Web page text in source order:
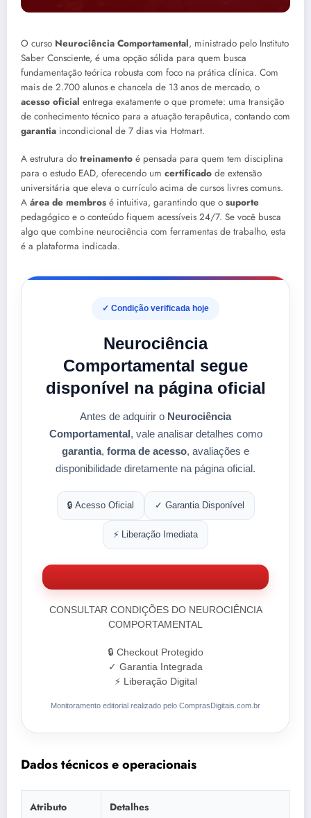
O curso Neurociência Comportamental, ministrado pelo Instituto
Saber Consciente, é uma opção sólida para quem busca
fundamentação teórica robusta com foco na prática clínica. Com
mais de 2.700 alunos e chancela de 13 anos de mercado, o
acesso oficial entrega exatamente o que promete: uma transição
de conhecimento técnico para a atuação terapêutica, contando com
garantia incondicional de 7 dias via Hotmart.
A estrutura do treinamento é pensada para quem tem disciplina
para o estudo EAD, oferecendo um certificado de extensão
universitária que eleva o currículo acima de cursos livres comuns.
A área de membros é intuitiva, garantindo que o suporte
pedagógico e o conteúdo fiquem acessíveis 24/7. Se você busca
algo que combine neurociência com ferramentas de trabalho, esta
é a plataforma indicada.
✓ Condição verificada hoje
Neurociência
Comportamental segue
disponível na página oficial
Antes de adquirir o Neurociência
Comportamental, vale analisar detalhes como
garantia, forma de acesso, avaliações e
disponibilidade diretamente na página oficial.
🔒 Acesso Oficial ✓ Garantia Disponível
⚡ Liberação Imediata
CONSULTAR CONDIÇÕES DO NEUROCIÊNCIA
COMPORTAMENTAL
🔒 Checkout Protegido
✓ Garantia Integrada
⚡ Liberação Digital
Monitoramento editorial realizado pelo ComprasDigitais.com.br
Dados técnicos e operacionais
Atributo Detalhes